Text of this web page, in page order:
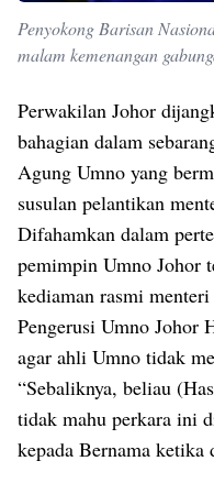
Penyokong Barisan
malam kemenangan
Perwakilan Johor
bahagian dalam
Agung Umno yang
susulan pelantikan
Difahamkan dalam
pemimpin Umno Johor
kediaman rasmi
Pengerusi Umno Johor
agar ahli Umno tidak
“Sebaliknya, beliau
tidak mahu perkara ini
kepada Bernama